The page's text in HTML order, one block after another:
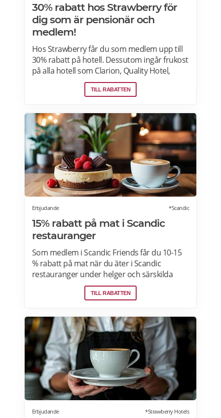
30% rabatt hos Strawberry för
dig som är pensionär och
medlem!
Hos Strawberry får du som medlem upp till
30% rabatt på hotell. Dessutom ingår frukost
på alla hotell som Clarion, Quality Hotel,
Comfort Hotel, Home Hotel och andra
fristående hotell i Sverige, Danmark, Finland
Strawberry här.
TILL RABATTEN
Erbjudande *Scandic
15% rabatt på mat i Scandic
restauranger
Som medlem i Scandic Friends får du 10-15
% rabatt på mat när du äter i Scandic
restauranger under helger och särskilda
helgdagar (vardagar). Rabatten gäller även i
hotellshoppen. Rabatt på mat gäller från
bara kommer förbi. Rabatten gäller på mat
men inte dryck. Du får ta med dig 5 vänner
(totalt 6 personer). Rabatten kan inte
kombineras med andra middagspaket och
erbjudanden, exempelvis vid julbord,
nyårspaket eller after work. Undantag gäller
för alla Scandic Go-hotell och Grand Hotel
Oslo by Scandic. Läs mer>>>
TILL RABATTEN
Erbjudande *Strawberry Hotels